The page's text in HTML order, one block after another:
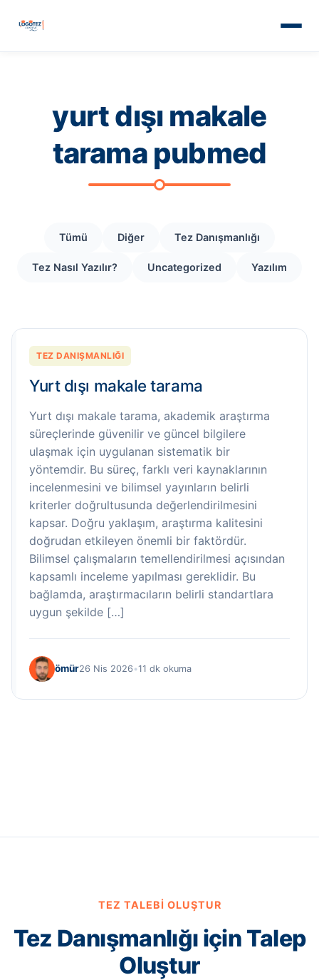
yurt dışı makale
tarama pubmed
Tümü Diğer Tez Danışmanlığı
Tez Nasıl Yazılır? Uncategorized Yazılım
TEZ DANIŞMANLIĞI
Yurt dışı makale tarama
Yurt dışı makale tarama, akademik araştırma
süreçlerinde güvenilir ve güncel bilgilere
ulaşmak için uygulanan sistematik bir
yöntemdir. Bu süreç, farklı veri kaynaklarının
incelenmesini ve bilimsel yayınların belirli
kriterler doğrultusunda değerlendirilmesini
kapsar. Doğru yaklaşım, araştırma kalitesini
doğrudan etkileyen önemli bir faktördür.
Bilimsel çalışmaların temellendirilmesi açısından
kapsamlı inceleme yapılması gereklidir. Bu
bağlamda, araştırmacıların belirli standartlara
uygun şekilde […]
ömür26 Nis 2026 •11 dk okuma
TEZ TALEBI OLUŞTUR
Tez Danışmanlığı için Talep
Oluştur